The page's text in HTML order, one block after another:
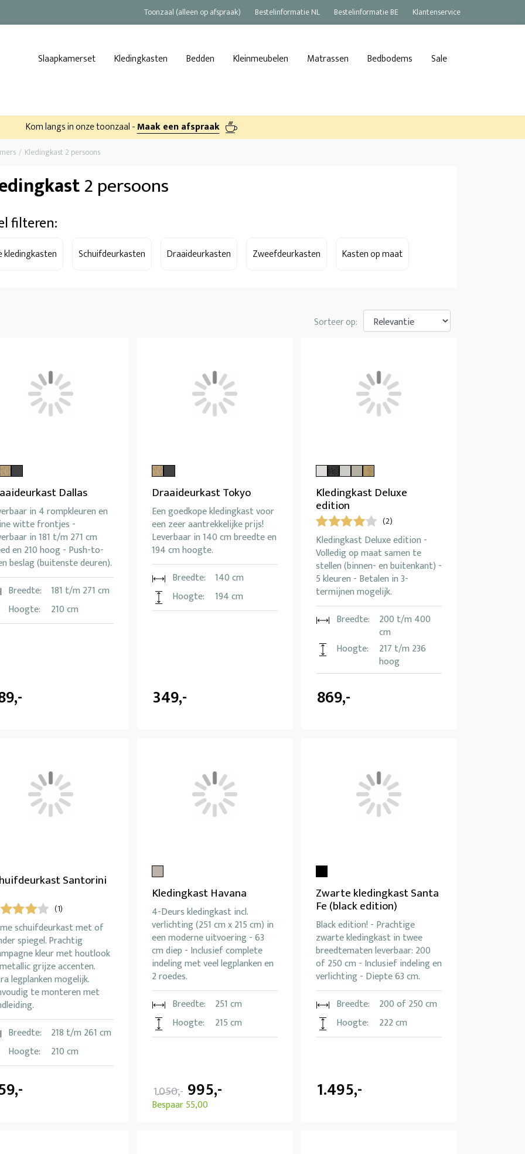
Toonzaal (alleen op afspraak) Bestelinformatie NL Bestelinformatie BE Klantenservice
Slaapkamerset Kledingkasten Bedden Kleinmeubelen Matrassen Bedbodems Sale
Kom langs in onze toonzaal -Maak een afspraak
Kledingkast 2 persoons
2 persoons
filteren:
kledingkasten Schuifdeurkasten Draaideurkasten Zweefdeurkasten Kasten op maat
Sorteer op:
Dallas
in 4 rompkleuren en
witte frontjes -
in 181 t/m 271 cm
en 210 hoog - Push-to-
beslag (buitenste deuren).
Breedte:
181 t/m 271 cm
Hoogte:
210 cm
Draaideurkast Tokyo
Een goedkope kledingkast voor
een zeer aantrekkelijke prijs!
Leverbaar in 140 cm breedte en
194 cm hoogte.
Breedte:
140 cm
Hoogte:
194 cm
349,-
Kledingkast Deluxe
edition
(2)
Kledingkast Deluxe edition -
Volledig op maat samen te
stellen (binnen- en buitenkant) -
5 kleuren - Betalen in 3-
termijnen mogelijk.
Breedte:
200 t/m 400
cm
Hoogte:
217 t/m 236
hoog
869,-
Santorini
(1)
schuifdeurkast met of
spiegel. Prachtig
kleur met houtlook
grijze accenten.
legplanken mogelijk.
te monteren met
Breedte:
218 t/m 261 cm
Hoogte:
210 cm
Kledingkast Havana
4-Deurs kledingkast incl.
verlichting (251 cm x 215 cm) in
een moderne uitvoering - 63
cm diep - Inclusief complete
indeling met veel legplanken en
2 roedes.
Breedte:
251 cm
Hoogte:
215 cm
1.050,- 995,-
Bespaar 55,00
Zwarte kledingkast Santa
Fe (black edition)
Black edition! - Prachtige
zwarte kledingkast in twee
breedtematen leverbaar: 200
of 250 cm - Inclusief indeling en
verlichting - Diepte 63 cm.
Breedte:
200 of 250 cm
Hoogte:
222 cm
1.495,-